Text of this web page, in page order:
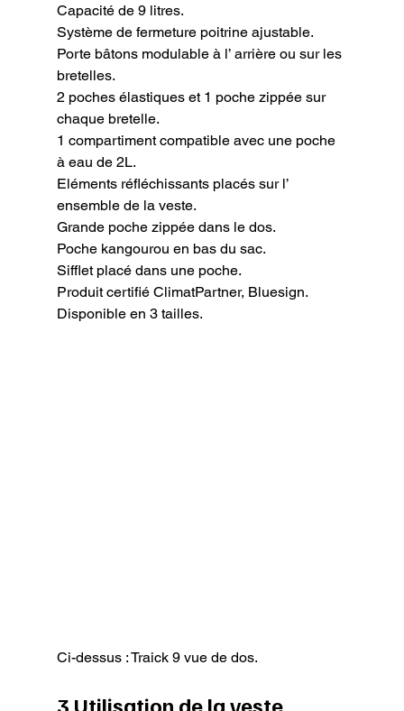
Capacité de 9 litres.
Système de fermeture poitrine ajustable.
Porte bâtons modulable à l’ arrière ou sur les
bretelles.
2 poches élastiques et 1 poche zippée sur
chaque bretelle.
1 compartiment compatible avec une poche
à eau de 2L.
Eléments réfléchissants placés sur l’
ensemble de la veste.
Grande poche zippée dans le dos.
Poche kangourou en bas du sac.
Sifflet placé dans une poche.
Produit certifié ClimatPartner, Bluesign.
Disponible en 3 tailles.
Ci-dessus : Traick 9 vue de dos.
3 Utilisation de la veste